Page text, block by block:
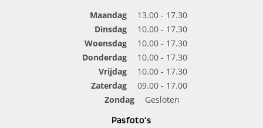
Maandag
13.00 - 17.30
Dinsdag
10.00 - 17.30
Woensdag
10.00 - 17.30
Donderdag
10.00 - 17.30
Vrijdag
10.00 - 17.30
Zaterdag
09.00 - 17.00
Zondag
Gesloten
Pasfoto's